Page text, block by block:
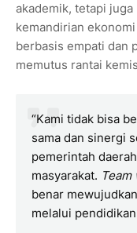
akademik, tetapi
kemandirian
berbasis empati dan
memutus rantai
“Kami tidak bisa
sama dan sinergi
pemerintah
masyarakat. Team
benar
melalui